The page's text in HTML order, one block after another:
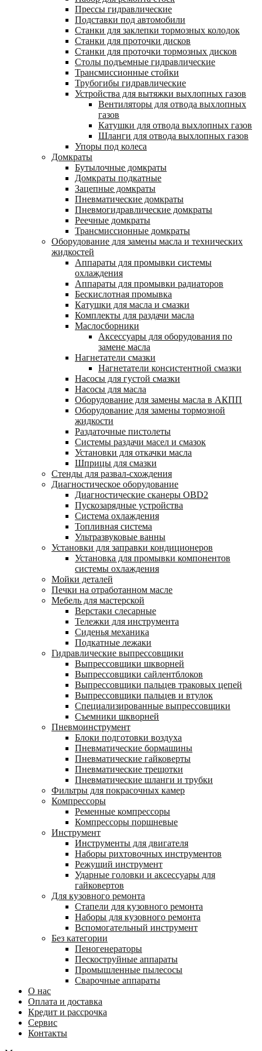
Прессы гидравлические
Подставки под автомобили
Станки для заклепки тормозных колодок
Станки для проточки дисков
Станки для проточки тормозных дисков
Столы подъемные гидравлические
Трансмиссионные стойки
Трубогибы гидравлические
Устройства для вытяжки выхлопных газов
Вентиляторы для отвода выхлопных
газов
Катушки для отвода выхлопных газов
Шланги для отвода выхлопных газов
Упоры под колеса
Домкраты
Бутылочные домкраты
Домкраты подкатные
Зацепные домкраты
Пневматические домкраты
Пневмогидравлические домкраты
Реечные домкраты
Трансмиссионные домкраты
Оборудование для замены масла и технических
жидкостей
Аппараты для промывки системы
охлаждения
Аппараты для промывки радиаторов
Бескислотная промывка
Катушки для масла и смазки
Комплекты для раздачи масла
Маслосборники
Аксессуары для оборудования по
замене масла
Нагнетатели смазки
Нагнетатели консистентной смазки
Насосы для густой смазки
Насосы для масла
Оборудование для замены масла в АКПП
Оборудование для замены тормозной
жидкости
Раздаточные пистолеты
Системы раздачи масел и смазок
Установки для откачки масла
Шприцы для смазки
Стенды для развал-схождения
Диагностическое оборудование
Диагностические сканеры OBD2
Пускозарядные устройства
Система охлаждения
Топливная система
Ультразвуковые ванны
Установки для заправки кондиционеров
Установка для промывки компонентов
системы охлаждения
Мойки деталей
Печки на отработанном масле
Мебель для мастерской
Верстаки слесарные
Тележки для инструмента
Сиденья механика
Подкатные лежаки
Гидравлические выпрессовщики
Выпрессовщики шкворней
Выпрессовщики сайлентблоков
Выпрессовщики пальцев траковых цепей
Выпрессовщики пальцев и втулок
Специализированные выпрессовщики
Cъемники шкворней
Пневмоинструмент
Блоки подготовки воздуха
Пневматические бормашины
Пневматические гайковерты
Пневматические трещотки
Пневматические шланги и трубки
Фильтры для покрасочных камер
Компрессоры
Ременные компрессоры
Компрессоры поршневые
Инструмент
Инструменты для двигателя
Наборы рихтовочных инструментов
Режущий инструмент
Ударные головки и аксессуары для
гайковертов
Для кузовного ремонта
Стапели для кузовного ремонта
Наборы для кузовного ремонта
Вспомогательный инструмент
Без категории
Пеногенераторы
Пескоструйные аппараты
Промышленные пылесосы
Сварочные аппараты
О нас
Оплата и доставка
Кредит и рассрочка
Сервис
Контакты